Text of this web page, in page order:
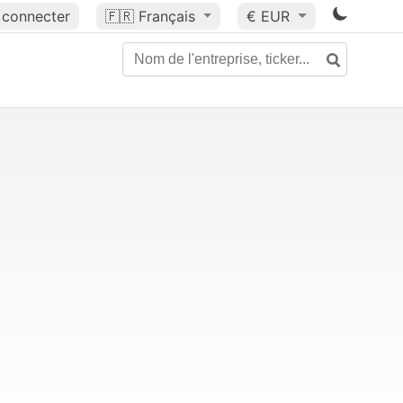
🇫🇷 Français € EUR